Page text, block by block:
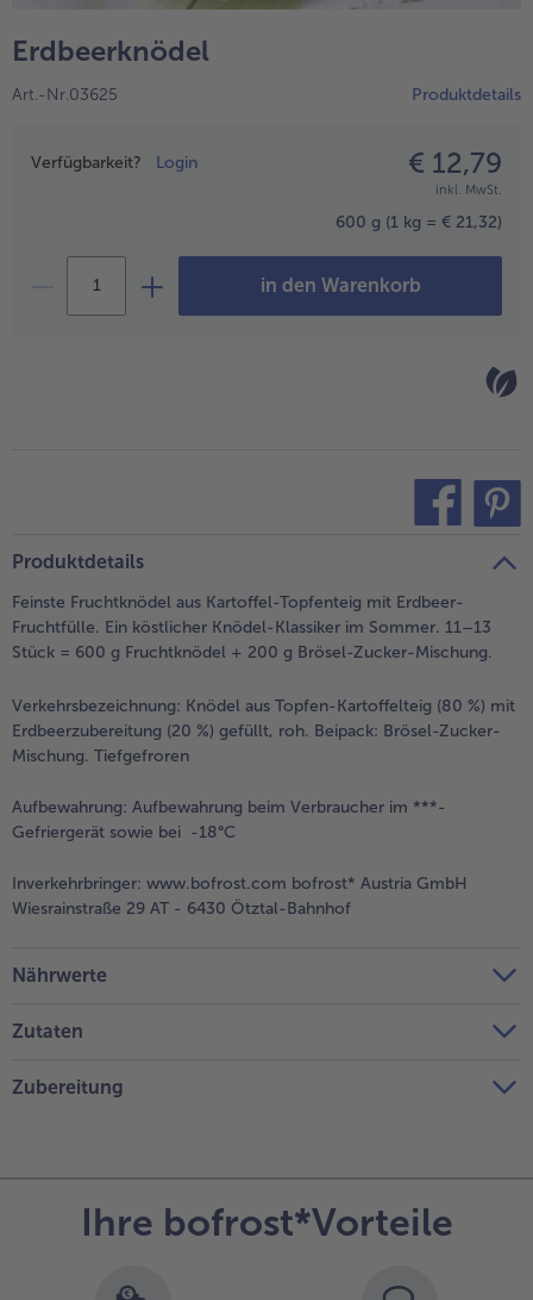
alle Obst
alle Süße Vielfalt
Confiserie & Feinkost
alle Küchenhelfer
Erdbeerknödel
Art.-Nr.03625 Produktdetails
Preisangabe
Verfügbarkeit? Login € 12,79
inkl. MwSt.
600 g (1 kg = € 21,32)
in den Warenkorb
Produktdetails
Feinste Fruchtknödel aus Kartoffel-Topfenteig mit Erdbeer-
Fruchtfülle. Ein köstlicher Knödel-Klassiker im Sommer. 11–13
Stück = 600 g Fruchtknödel + 200 g Brösel-Zucker-Mischung.
Verkehrsbezeichnung: Knödel aus Topfen-Kartoffelteig (80 %) mit
Erdbeerzubereitung (20 %) gefüllt, roh. Beipack: Brösel-Zucker-
Mischung. Tiefgefroren
Aufbewahrung: Aufbewahrung beim Verbraucher im ***-
Gefriergerät sowie bei -18°C
Inverkehrbringer: www.bofrost.com bofrost* Austria GmbH
Wiesrainstraße 29 AT - 6430 Ötztal-Bahnhof
Nährwerte
Zutaten
Zubereitung
Ihre bofrost*Vorteile